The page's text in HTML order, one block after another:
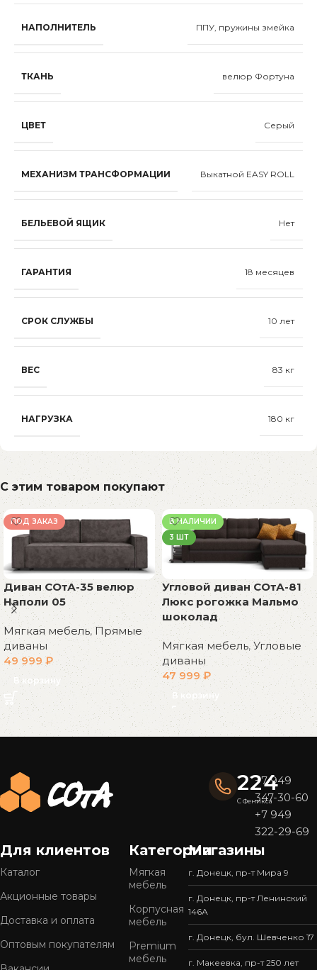
НАПОЛНИТЕЛЬ ППУ, пружины змейка
ТКАНЬ велюр Фортуна
ЦВЕТ Серый
МЕХАНИЗМ ТРАНСФОРМАЦИИ Выкатной EASY ROLL
БЕЛЬЕВОЙ ЯЩИК Нет
ГАРАНТИЯ 18 месяцев
СРОК СЛУЖБЫ 10 лет
ВЕС 83 кг
НАГРУЗКА 180 кг
С этим товаром покупают
ПОД ЗАКАЗ
Диван СОтА-35 велюр
Наполи 05
Мягкая мебель,Прямые
диваны
49 999 ₽
В корзину
В НАЛИЧИИ
3 ШТ
Угловой диван СОтА-81
Люкс рогожка Мальмо
шоколад
Мягкая мебель,Угловые
диваны
47 999₽
В корзину
Read More
224
С Феникса
+7 949
347-30-60
+7 949
322-29-69
Для клиентов
Каталог
Акционные товары
Доставка и оплата
Оптовым покупателям
Категории
Мягкая
мебель
Корпусная
мебель
Premium
мебель
Магазины
г. Донецк, пр-т Мира 9
г. Донецк, пр-т Ленинский
146А
г. Донецк, бул. Шевченко 17
г. Макеевка, пр-т 250 лет